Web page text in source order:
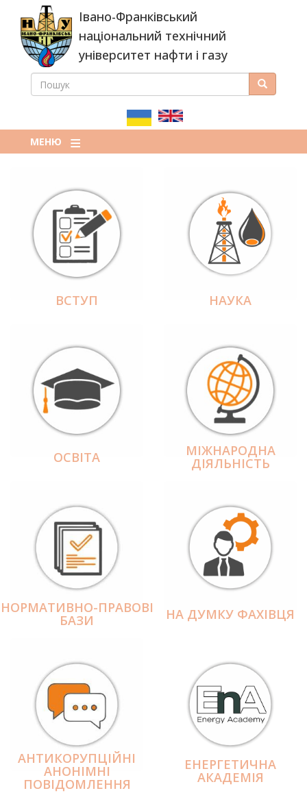
основного
вмісту
Івано-Франківський
національний технічний
університет нафти і газу
ПОШУКОВА
ПОШУК Пошук
МЕНЮ
ВСТУП НАУКА
ОСВІТА МІЖНАРОДНА
ДІЯЛЬНІCТЬ
НОРМАТИВНО-ПРАВОВІ
БАЗИ НА ДУМКУ ФАХІВЦЯ
АНТИКОРУПЦІЙНІ
АНОНІМНІ
ПОВІДОМЛЕННЯ
ЕНЕРГЕТИЧНА
АКАДЕМІЯ